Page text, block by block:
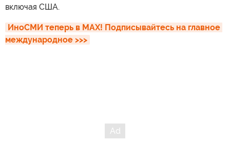
включая США.
ИноСМИ теперь в MAX! Подписывайтесь на главное
международное >>>